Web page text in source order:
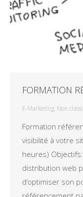
FORMATION
E-Marketing, Non
Formation
visibilité à votre
heures)
distribution web
d’optimiser son